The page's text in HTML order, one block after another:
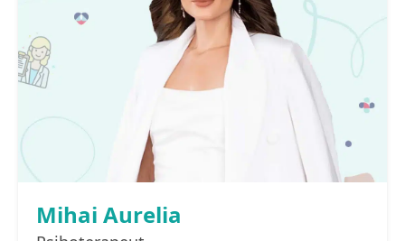
Mihai Aurelia